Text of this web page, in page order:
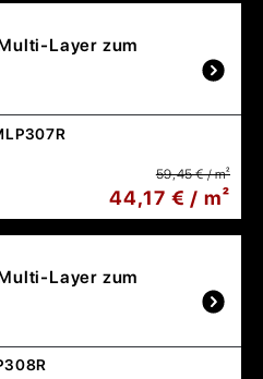
Layer zum
59,45 € / m²
44,17 € / m²
Layer zum